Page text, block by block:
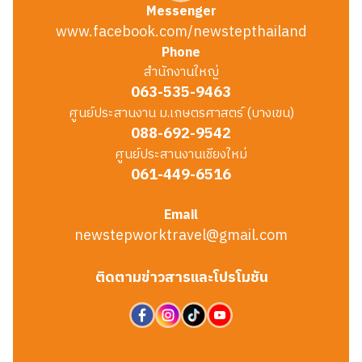
Messenger
www.facebook.com/newstepthailand
Phone
สำนักงานใหญ่
063-535-9463
ศูนย์ประสานงาน ม.เกษตรศาสตร์ (บางเขน)
088-692-9542
ศูนย์ประสานงานเชียงใหม่
061-449-6516
Email
newstepworktravel@gmail.com
ติดตามข่าวสารและโปรโมชัน